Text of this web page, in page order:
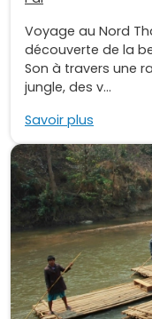
Voyage au Nord
découverte de la
Son à travers une
jungle, des v...
Savoir plus